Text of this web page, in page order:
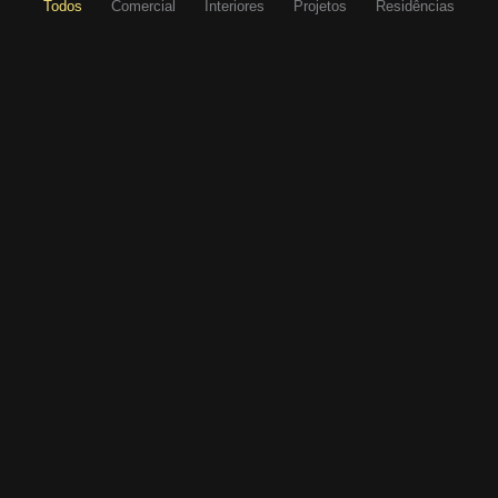
Todos Comercial Interiores Projetos Residências